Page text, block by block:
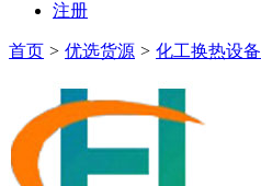
注册
首页 > 优选货源 > 化工换热设备